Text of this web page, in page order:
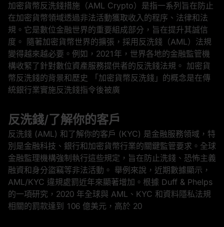
加密貨幣反洗錢措施（AML Crypto）是指一系列旨在防止
在加密貨幣領域透過非法活動獲取收入的程序、法律和法
規。它是數位金融世界的重要組成部分，旨在提升其誠信
度。 隨著加密貨幣世界的擴張，採用反洗錢（AML）法規
變得越來越必要。例如，2021年，世界各地的金融監管機
構收緊了針對數位資產服務提供者的反洗錢法規。 加密貨
幣反洗錢的背景和歷史 「加密貨幣反洗錢」的概念是在傳
統銀行業實施反洗錢指令後被廣
反洗錢/了解你的客戶
反洗錢 (AML) 和了解你的客戶 (KYC) 是金融服務領域，特
別是金融科技、銀行和加密貨幣行業的關鍵監管要求。全球
金融監理機構強制執行這些規定，旨在防止洗錢、恐怖主義
融資和身分盜竊等非法活動。 舉例來說，近期數據顯示，
AML/KYC 違規處罰近年來顯著增加。根據 Duff & Phelps
的一項研究，2020 年全球與 AML、KYC 和資料隱私法規
相關的罰款達到 106 億美元，高於 20